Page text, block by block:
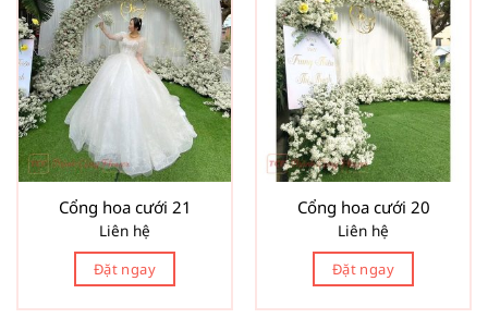
Cổng hoa cưới 21
Liên hệ
Đặt ngay
Cổng hoa cưới 20
Liên hệ
Đặt ngay